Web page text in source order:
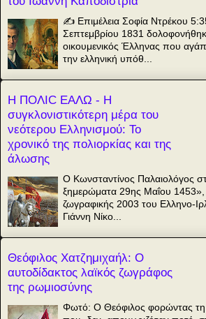
✍️ Επιμέλεια Σοφία Ντρέκου
Σεπτεμβρίου 1831
οικουμενικός Έλληνας που
την ελληνική υπόθ...
Η ΠΟΛΙC ΕΑΛΩ - Η
συγκλονιστικότερη μέρα του
νεότερου Ελληνισμού: Το
χρονικό της πολιορκίας και της
άλωσης
Ο Κωνσταντίνος Παλαιολόγος
ξημερώματα 29ης Μαΐου
ζωγραφικής 2003 του Ελληνο-
Γιάννη Νίκο...
Θεόφιλος Χατζημιχαήλ: Ο
αυτοδίδακτος λαϊκός ζωγράφος
της ρωμιοσύνης
Φωτό: Ο Θεόφιλος φορώντας τη